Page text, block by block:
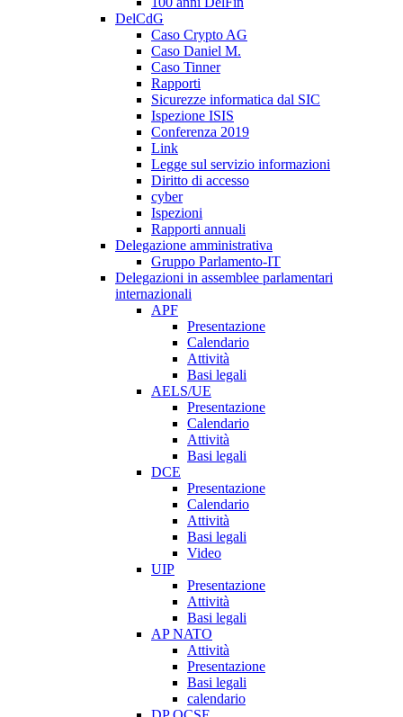
DelCdG
Caso Crypto AG
Caso Daniel M.
Caso Tinner
Rapporti
Sicurezze informatica dal SIC
Ispezione ISIS
Conferenza 2019
Link
Legge sul servizio informazioni
Diritto di accesso
cyber
Ispezioni
Rapporti annuali
Delegazione amministrativa
Gruppo Parlamento-IT
Delegazioni in assemblee parlamentari
internazionali
APF
Presentazione
Calendario
Attività
Basi legali
AELS/UE
Presentazione
Calendario
Attività
Basi legali
DCE
Presentazione
Calendario
Attività
Basi legali
Video
UIP
Presentazione
Attività
Basi legali
AP NATO
Attività
Presentazione
Basi legali
calendario